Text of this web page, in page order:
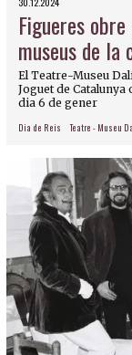
Figueres
museus de
El Teatre-Museu
Joguet de
dia 6 de gener
Dia de Reis Teatre - Museu